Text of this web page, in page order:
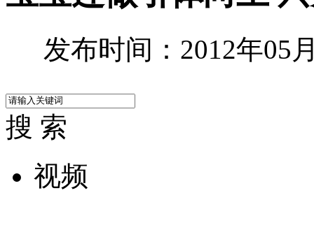
发布时间：2012年05
搜 索
视频